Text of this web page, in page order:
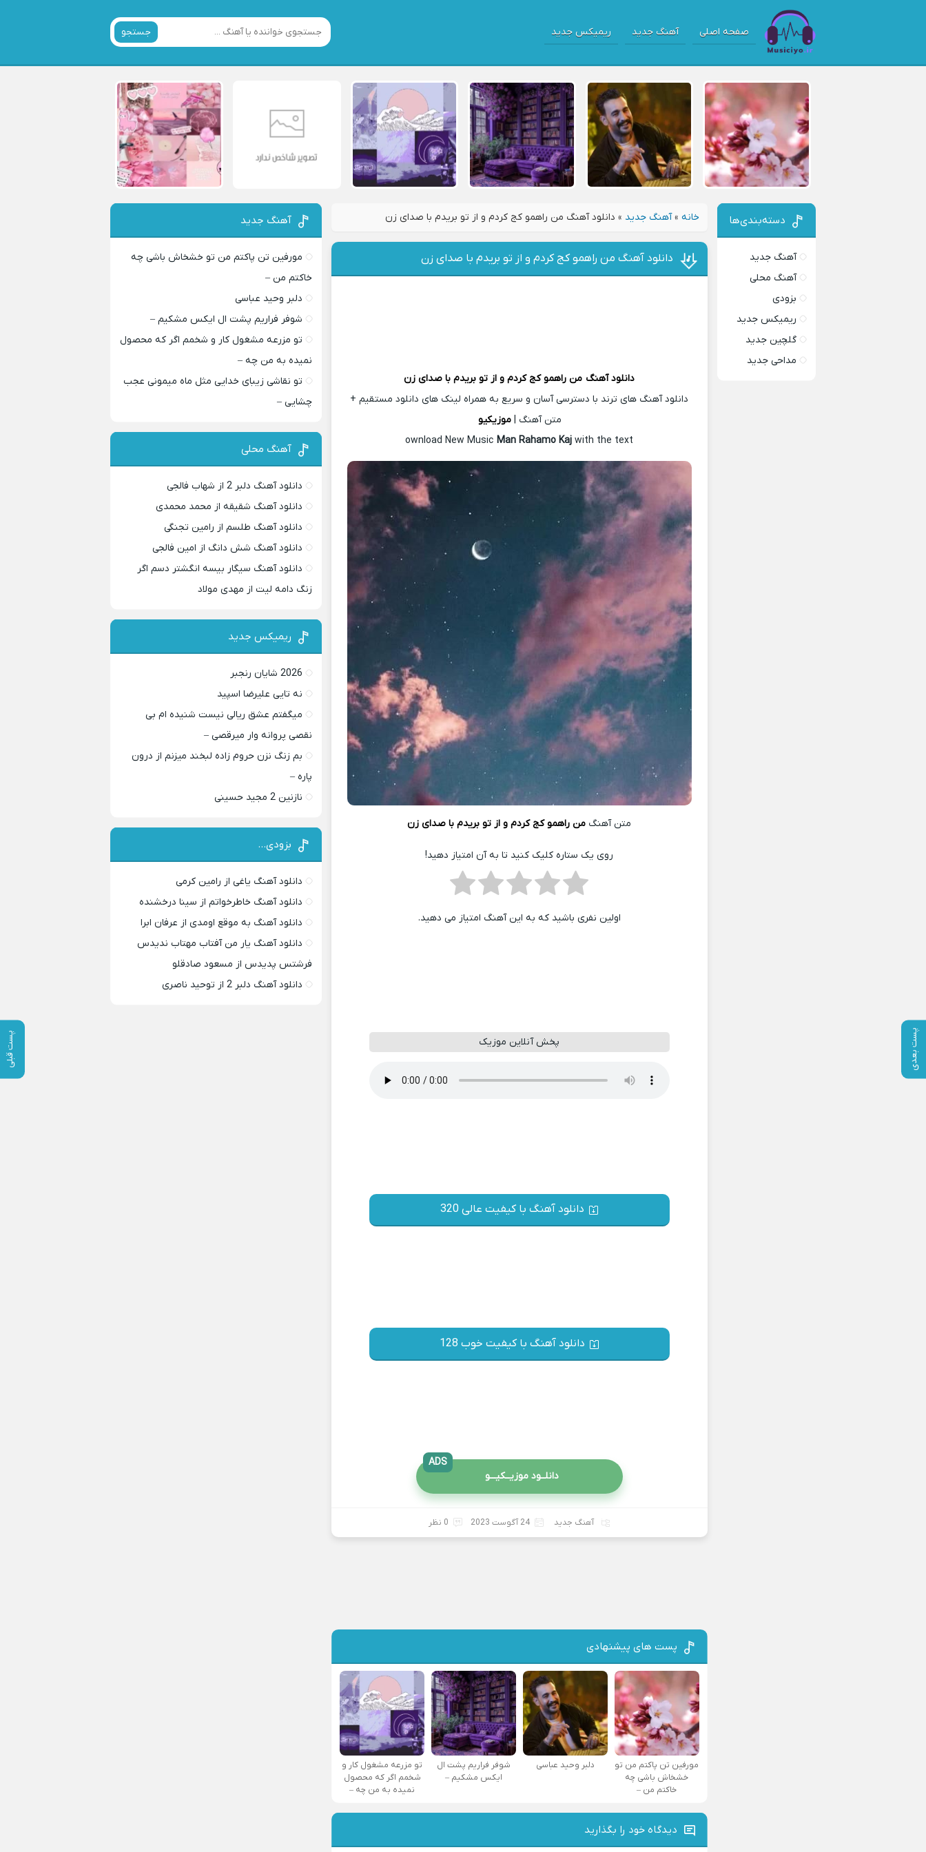
صفحه اصلی آهنگ جدید ریمیکس جدید جستجو
خانه »آهنگ جدید » دانلود آهنگ من راهمو کج کردم و از تو بریدم با صدای زن
پست بعدی پست قبلی
دانلود آهنگ من راهمو کج کردم و از تو بریدم با صدای زن
دانلود آهنگ من راهمو کج کردم و از تو بریدم با صدای زن
دانلود آهنگ های ترند با دسترسی آسان و سریع به همراه لینک های دانلود مستقیم +
متن آهنگ |موزیکیو
ownload New Music Man Rahamo Kajwith the text
متن آهنگ من راهمو کج کردم و از تو بریدم با صدای زن
روی یک ستاره کلیک کنید تا به آن امتیاز دهید!
اولین نفری باشید که به این آهنگ امتیاز می دهید.
پخش آنلاین موزیک
دانلود آهنگ با کیفیت عالی 320
دانلود آهنگ با کیفیت خوب 128
دانلــود موزیــکیـــو
ADS
آهنگ جدید 24 آگوست 2023 0 نظر
پست های پیشنهادی
مورفین تن پاکتم من تو
خشخاش باشی چه
خاکتم من –
دلبر وحید عباسی
شوفر فراریم پشت ال
ایکس مشکیم –
تو مزرعه مشغول کار و
شخمم اگر که محصول
نمیده به من چه –
دیدگاه خود را بگذارید
دسته‌بندی‌ها
آهنگ جدید
آهنگ محلی
بزودی
ریمیکس جدید
گلچین جدید
مداحی جدید
آهنگ جدید
مورفین تن پاکتم من تو خشخاش باشی چه
خاکتم من –
دلبر وحید عباسی
شوفر فراریم پشت ال ایکس مشکیم –
تو مزرعه مشغول کار و شخمم اگر که محصول
نمیده به من چه –
تو نقاشی زیبای خدایی مثل ماه میمونی عجب
چشایی –
آهنگ محلی
دانلود آهنگ دلبر 2 از شهاب فالجی
دانلود آهنگ شقیقه از محمد محمدی
دانلود آهنگ طلسم از رامین تجنگی
دانلود آهنگ شش دانگ از امین فالجی
دانلود آهنگ سیگار بیسه انگشتر دسم اگر
زنگ دامه لیت از مهدی مولاد
ریمیکس جدید
2026 شایان رنجبر
نه تایی علیرضا اسپید
میگفتم عشق ریالی نیست شنیده ام بی
نقصی پروانه وار میرقصی –
بم زنگ نزن حروم زاده لبخند میزنم از درون
پاره –
نازنین 2 مجید حسینی
بزودی…
دانلود آهنگ یاغی از رامین کرمی
دانلود آهنگ خاطرخواتم از سینا درخشنده
دانلود آهنگ به موقع اومدی از عرفان ابرا
دانلود آهنگ یار من آفتاب مهتاب ندیدس
فرشتس پدیدس از مسعود صادقلو
دانلود آهنگ دلبر 2 از توحید ناصری